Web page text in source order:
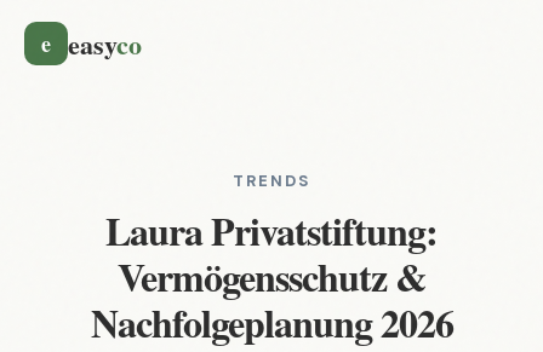
e easyco
TRENDS
Laura Privatstiftung:
Vermögensschutz &
Nachfolgeplanung 2026